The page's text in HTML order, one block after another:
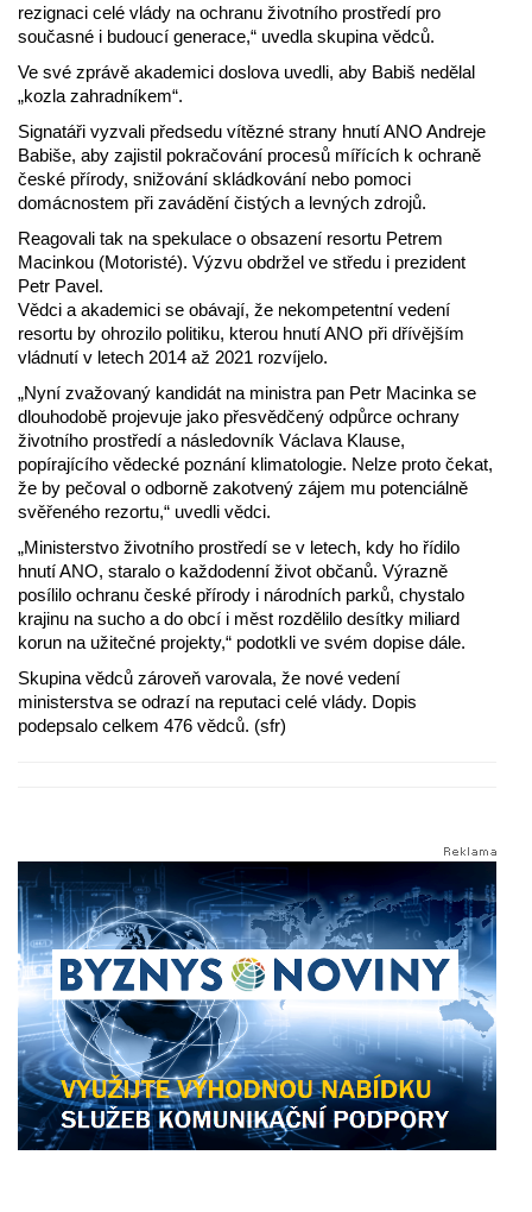
rezignaci celé vlády na ochranu životního prostředí pro
současné i budoucí generace,“ uvedla skupina vědců.
Ve své zprávě akademici doslova uvedli, aby Babiš nedělal
„kozla zahradníkem“.
Signatáři vyzvali předsedu vítězné strany hnutí ANO Andreje
Babiše, aby zajistil pokračování procesů mířících k ochraně
české přírody, snižování skládkování nebo pomoci
domácnostem při zavádění čistých a levných zdrojů.
Reagovali tak na spekulace o obsazení resortu Petrem
Macinkou (Motoristé). Výzvu obdržel ve středu i prezident
Petr Pavel.
Vědci a akademici se obávají, že nekompetentní vedení
resortu by ohrozilo politiku, kterou hnutí ANO při dřívějším
vládnutí v letech 2014 až 2021 rozvíjelo.
„Nyní zvažovaný kandidát na ministra pan Petr Macinka se
dlouhodobě projevuje jako přesvědčený odpůrce ochrany
životního prostředí a následovník Václava Klause,
popírajícího vědecké poznání klimatologie. Nelze proto čekat,
že by pečoval o odborně zakotvený zájem mu potenciálně
svěřeného rezortu,“ uvedli vědci.
„Ministerstvo životního prostředí se v letech, kdy ho řídilo
hnutí ANO, staralo o každodenní život občanů. Výrazně
posílilo ochranu české přírody i národních parků, chystalo
krajinu na sucho a do obcí i měst rozdělilo desítky miliard
korun na užitečné projekty,“ podotkli ve svém dopise dále.
Skupina vědců zároveň varovala, že nové vedení
ministerstva se odrazí na reputaci celé vlády. Dopis
podepsalo celkem 476 vědců. (sfr)